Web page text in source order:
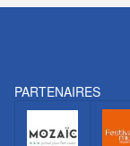
PARTENAIRES